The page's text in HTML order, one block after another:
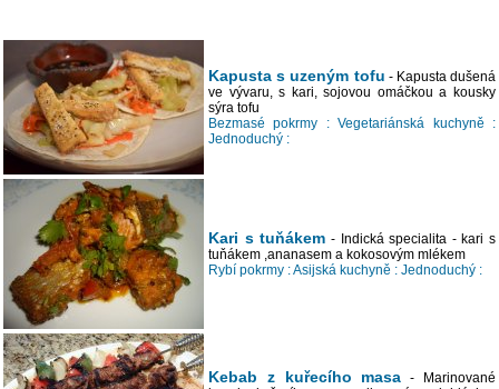
Kapusta s uzeným tofu - Kapusta dušená
ve vývaru, s kari, sojovou omáčkou a kousky
sýra tofu
Bezmasé pokrmy : Vegetariánská kuchyně :
Jednoduchý :
Kari s tuňákem - Indická specialita - kari s
tuňákem ,ananasem a kokosovým mlékem
Rybí pokrmy :Asijská kuchyně : Jednoduchý :
Kebab z kuřecího masa - Marinované